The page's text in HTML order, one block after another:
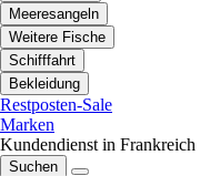
Meeresangeln
Weitere Fische
Schifffahrt
Bekleidung
Restposten-Sale
Marken
Kundendienst in Frankreich
Suchen